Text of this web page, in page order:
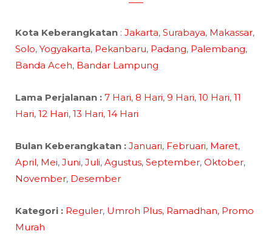
Kota Keberangkatan : Jakarta, Surabaya, Makassar,
Solo, Yogyakarta, Pekanbaru, Padang, Palembang,
Banda Aceh, Bandar Lampung
Lama Perjalanan : 7 Hari, 8 Hari, 9 Hari, 10 Hari, 11
Hari, 12 Hari, 13 Hari, 14 Hari
Bulan Keberangkatan : Januari, Februari, Maret,
April, Mei, Juni, Juli, Agustus, September, Oktober,
November, Desember
Kategori : Reguler, Umroh Plus, Ramadhan, Promo
Murah